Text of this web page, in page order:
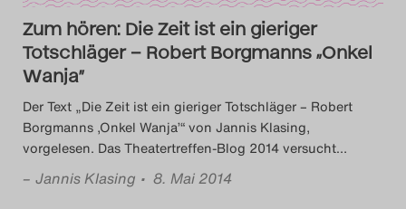
Das Theatertreffen-Blog
2025
Das Theatertreffen-Blog
Archiv
Impressum
Zum hören: Die Zeit ist ein gieriger
Totschläger – Robert Borgmanns „Onkel
Wanja”
Der Text „Die Zeit ist ein gieriger Totschläger – Robert
Borgmanns ,Onkel Wanja’“ von Jannis Klasing,
vorgelesen. Das Theatertreffen-Blog 2014 versucht…
– Jannis Klasing • 8. Mai 2014